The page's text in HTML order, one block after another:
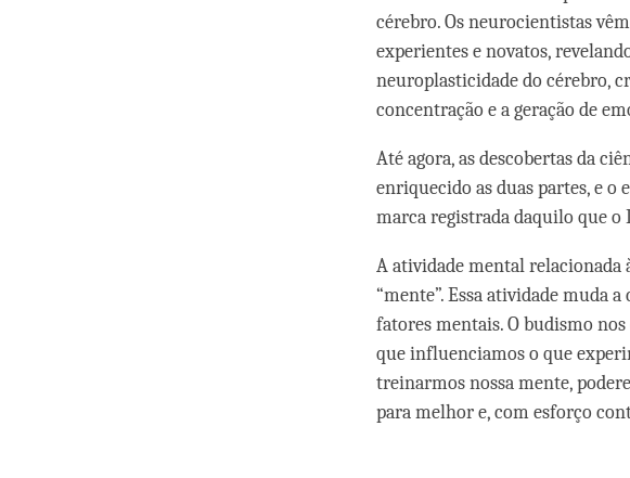
cérebro. Os neurocientistas
experientes e novatos,
neuroplasticidade do cérebro,
concentração e a geração de
Até agora, as descobertas da
enriquecido as duas partes, e
marca registrada daquilo que o
A atividade mental relacionada
“mente”. Essa atividade muda
fatores mentais. O budismo
que influenciamos o que
treinarmos nossa mente,
para melhor e, com esforço